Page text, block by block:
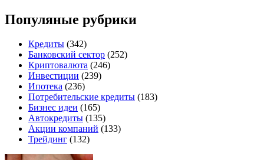
Популяные рубрики
Кредиты (342)
Банковский сектор (252)
Криптовалюта (246)
Инвестиции (239)
Ипотека (236)
Потребительские кредиты (183)
Бизнес идеи (165)
Автокредиты (135)
Акции компаний (133)
Трейдинг (132)